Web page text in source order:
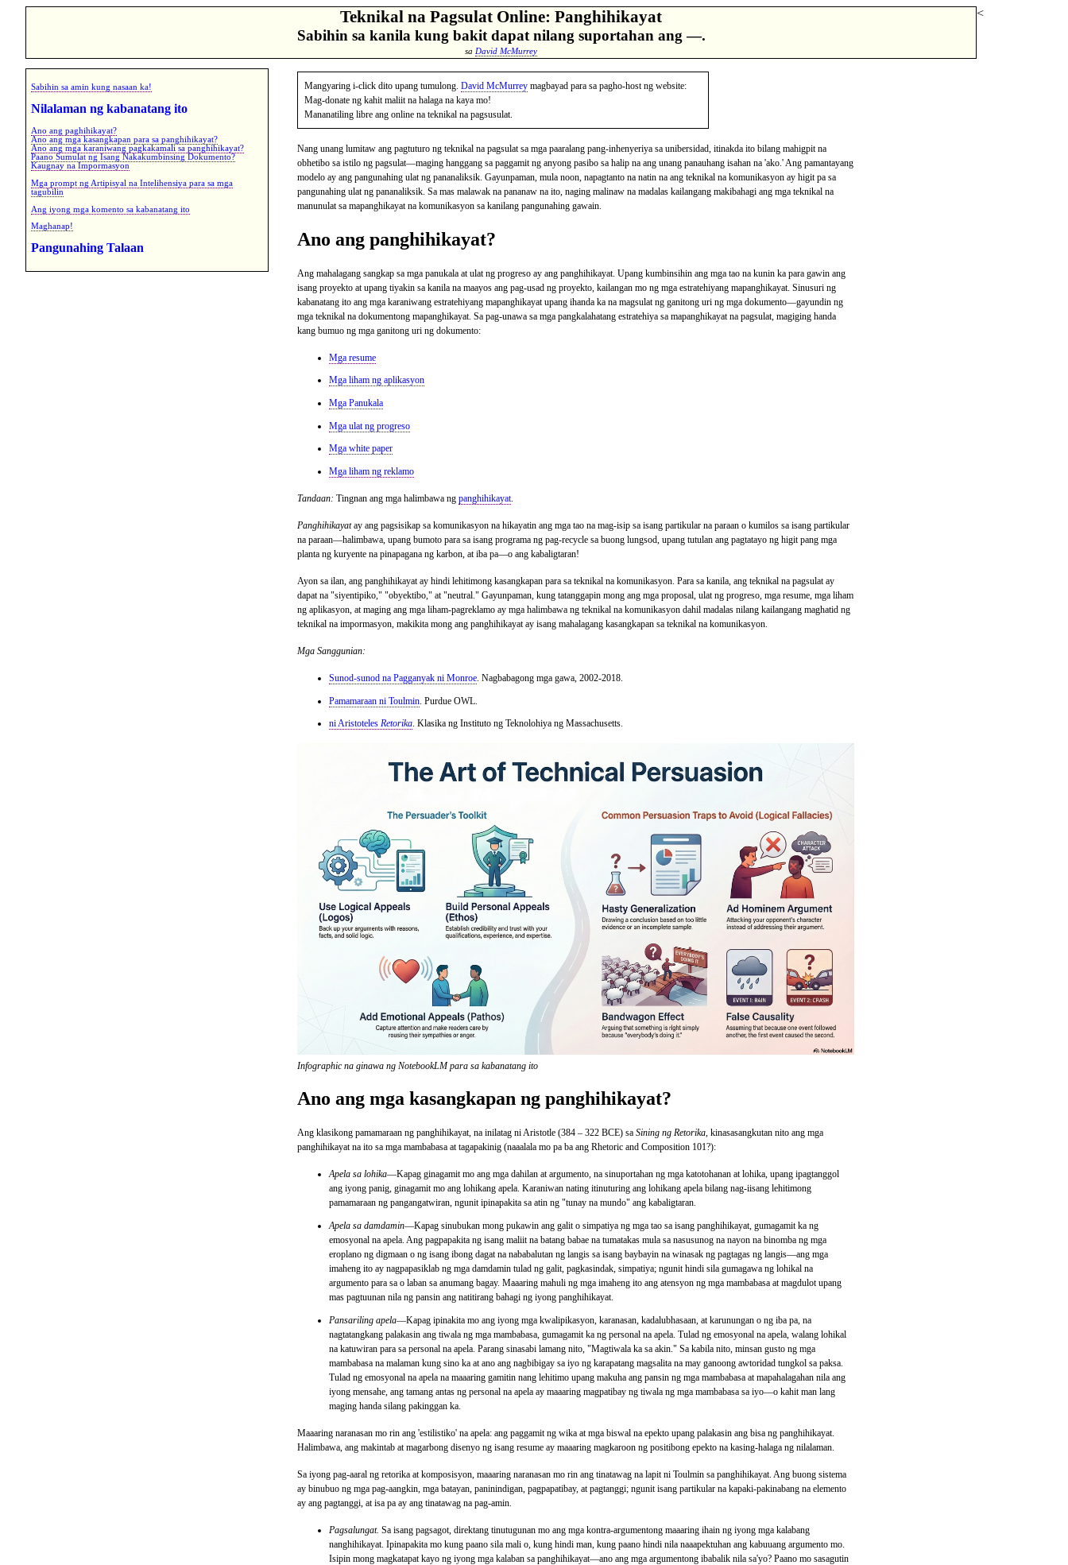
<
Teknikal na Pagsulat Online: Panghihikayat
Sabihin sa kanila kung bakit dapat nilang suportahan ang —.
sa David McMurrey
Sabihin sa amin kung nasaan ka!
Nilalaman ng kabanatang ito
Ano ang paghihikayat?
Ano ang mga kasangkapan para sa panghihikayat?
Ano ang mga karaniwang pagkakamali sa panghihikayat?
Paano Sumulat ng Isang Nakakumbinsing Dokumento?
Kaugnay na Impormasyon
Mga prompt ng Artipisyal na Intelihensiya para sa mga
tagubilin
Ang iyong mga komento sa kabanatang ito
Maghanap!
Pangunahing Talaan
Mangyaring i-click dito upang tumulong.David McMurrey magbayad para sa pagho-host ng website:
Mag-donate ng kahit maliit na halaga na kaya mo!
Mananatiling libre ang online na teknikal na pagsusulat.
Nang unang lumitaw ang pagtuturo ng teknikal na pagsulat sa mga paaralang pang-inhenyeriya sa unibersidad, itinakda ito bilang mahigpit na
obhetibo sa istilo ng pagsulat—maging hanggang sa paggamit ng anyong pasibo sa halip na ang unang panauhang isahan na 'ako.' Ang pamantayang
modelo ay ang pangunahing ulat ng pananaliksik. Gayunpaman, mula noon, napagtanto na natin na ang teknikal na komunikasyon ay higit pa sa
pangunahing ulat ng pananaliksik. Sa mas malawak na pananaw na ito, naging malinaw na madalas kailangang makibahagi ang mga teknikal na
manunulat sa mapanghikayat na komunikasyon sa kanilang pangunahing gawain.
Ano ang panghihikayat?
Ang mahalagang sangkap sa mga panukala at ulat ng progreso ay ang panghihikayat. Upang kumbinsihin ang mga tao na kunin ka para gawin ang
isang proyekto at upang tiyakin sa kanila na maayos ang pag-usad ng proyekto, kailangan mo ng mga estratehiyang mapanghikayat. Sinusuri ng
kabanatang ito ang mga karaniwang estratehiyang mapanghikayat upang ihanda ka na magsulat ng ganitong uri ng mga dokumento—gayundin ng
mga teknikal na dokumentong mapanghikayat. Sa pag-unawa sa mga pangkalahatang estratehiya sa mapanghikayat na pagsulat, magiging handa
kang bumuo ng mga ganitong uri ng dokumento:
Mga resume
Mga liham ng aplikasyon
Mga Panukala
Mga ulat ng progreso
Mga white paper
Mga liham ng reklamo
Tandaan: Tingnan ang mga halimbawa ngpanghihikayat.
Panghihikayatay ang pagsisikap sa komunikasyon na hikayatin ang mga tao na mag-isip sa isang partikular na paraan o kumilos sa isang partikular
na paraan—halimbawa, upang bumoto para sa isang programa ng pag-recycle sa buong lungsod, upang tutulan ang pagtatayo ng higit pang mga
planta ng kuryente na pinapagana ng karbon, at iba pa—o ang kabaligtaran!
Ayon sa ilan, ang panghihikayat ay hindi lehitimong kasangkapan para sa teknikal na komunikasyon. Para sa kanila, ang teknikal na pagsulat ay
dapat na "siyentipiko," "obyektibo," at "neutral." Gayunpaman, kung tatanggapin mong ang mga proposal, ulat ng progreso, mga resume, mga liham
ng aplikasyon, at maging ang mga liham-pagreklamo ay mga halimbawa ng teknikal na komunikasyon dahil madalas nilang kailangang maghatid ng
teknikal na impormasyon, makikita mong ang panghihikayat ay isang mahalagang kasangkapan sa teknikal na komunikasyon.
Mga Sanggunian:
Sunod-sunod na Pagganyak ni Monroe. Nagbabagong mga gawa, 2002-2018.
Pamamaraan ni Toulmin . Purdue OWL.
ni AristotelesRetorika. Klasika ng Instituto ng Teknolohiya ng Massachusetts.
Infographic na ginawa ng NotebookLM para sa kabanatang ito
Ano ang mga kasangkapan ng panghihikayat?
Ang klasikong pamamaraan ng panghihikayat, na inilatag ni Aristotle (384 – 322 BCE) saSining ng Retorika, kinasasangkutan nito ang mga
panghihikayat na ito sa mga mambabasa at tagapakinig (naaalala mo pa ba ang Rhetoric and Composition 101?):
Apela sa lohika—Kapag ginagamit mo ang mga dahilan at argumento, na sinuportahan ng mga katotohanan at lohika, upang ipagtanggol
ang iyong panig, ginagamit mo ang lohikang apela. Karaniwan nating itinuturing ang lohikang apela bilang nag-iisang lehitimong
pamamaraan ng pangangatwiran, ngunit ipinapakita sa atin ng "tunay na mundo" ang kabaligtaran.
Apela sa damdamin—Kapag sinubukan mong pukawin ang galit o simpatiya ng mga tao sa isang panghihikayat, gumagamit ka ng
emosyonal na apela. Ang pagpapakita ng isang maliit na batang babae na tumatakas mula sa nasusunog na nayon na binomba ng mga
eroplano ng digmaan o ng isang ibong dagat na nababalutan ng langis sa isang baybayin na winasak ng pagtagas ng langis—ang mga
imaheng ito ay nagpapasiklab ng mga damdamin tulad ng galit, pagkasindak, simpatiya; ngunit hindi sila gumagawa ng lohikal na
argumento para sa o laban sa anumang bagay. Maaaring mahuli ng mga imaheng ito ang atensyon ng mga mambabasa at magdulot upang
mas pagtuunan nila ng pansin ang natitirang bahagi ng iyong panghihikayat.
Pansariling apela—Kapag ipinakita mo ang iyong mga kwalipikasyon, karanasan, kadalubhasaan, at karunungan o ng iba pa, na
nagtatangkang palakasin ang tiwala ng mga mambabasa, gumagamit ka ng personal na apela. Tulad ng emosyonal na apela, walang lohikal
na katuwiran para sa personal na apela. Parang sinasabi lamang nito, "Magtiwala ka sa akin." Sa kabila nito, minsan gusto ng mga
mambabasa na malaman kung sino ka at ano ang nagbibigay sa iyo ng karapatang magsalita na may ganoong awtoridad tungkol sa paksa.
Tulad ng emosyonal na apela na maaaring gamitin nang lehitimo upang makuha ang pansin ng mga mambabasa at mapahalagahan nila ang
iyong mensahe, ang tamang antas ng personal na apela ay maaaring magpatibay ng tiwala ng mga mambabasa sa iyo—o kahit man lang
maging handa silang pakinggan ka.
Maaaring naranasan mo rin ang 'estilistiko' na apela: ang paggamit ng wika at mga biswal na epekto upang palakasin ang bisa ng panghihikayat.
Halimbawa, ang makintab at magarbong disenyo ng isang resume ay maaaring magkaroon ng positibong epekto na kasing-halaga ng nilalaman.
Sa iyong pag-aaral ng retorika at komposisyon, maaaring naranasan mo rin ang tinatawag na lapit ni Toulmin sa panghihikayat. Ang buong sistema
ay binubuo ng mga pag-aangkin, mga batayan, paninindigan, pagpapatibay, at pagtanggi; ngunit isang partikular na kapaki-pakinabang na elemento
ay ang pagtanggi, at isa pa ay ang tinatawag na pag-amin.
Pagsalungat. Sa isang pagsagot, direktang tinutugunan mo ang mga kontra-argumentong maaaring ihain ng iyong mga kalabang
nanghihikayat. Ipinapakita mo kung paano sila mali o, kung hindi man, kung paano hindi nila naaapektuhan ang kabuuang argumento mo.
Isipin mong magkatapat kayo ng iyong mga kalaban sa panghihikayat—ano ang mga argumentong ibabalik nila sa'yo? Paano mo sasagutin